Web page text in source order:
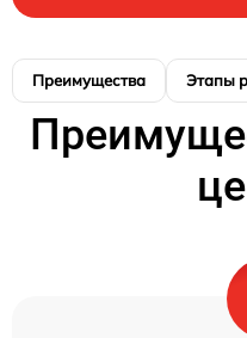
Преимущества Этапы